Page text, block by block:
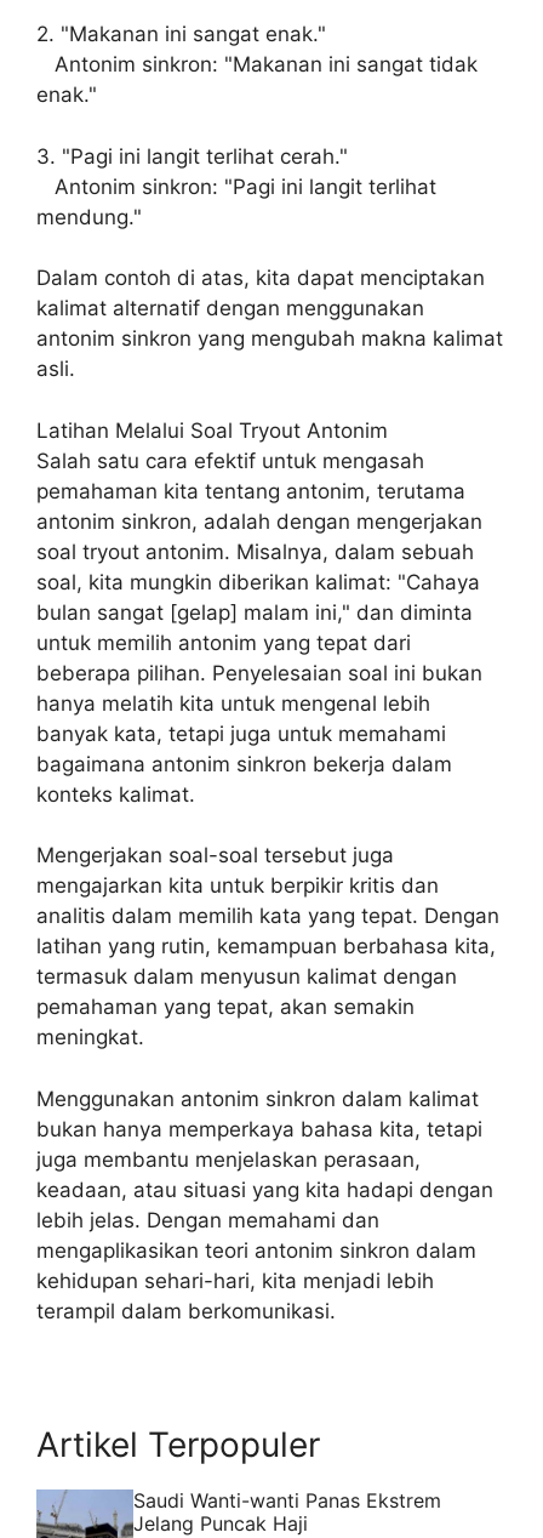
2. "Makanan ini sangat enak."
Antonim sinkron: "Makanan ini sangat tidak
enak."
3. "Pagi ini langit terlihat cerah."
Antonim sinkron: "Pagi ini langit terlihat
mendung."
Dalam contoh di atas, kita dapat menciptakan
kalimat alternatif dengan menggunakan
antonim sinkron yang mengubah makna kalimat
asli.
Latihan Melalui Soal Tryout Antonim
Salah satu cara efektif untuk mengasah
pemahaman kita tentang antonim, terutama
antonim sinkron, adalah dengan mengerjakan
soal tryout antonim. Misalnya, dalam sebuah
soal, kita mungkin diberikan kalimat: "Cahaya
bulan sangat [gelap] malam ini," dan diminta
untuk memilih antonim yang tepat dari
beberapa pilihan. Penyelesaian soal ini bukan
hanya melatih kita untuk mengenal lebih
banyak kata, tetapi juga untuk memahami
bagaimana antonim sinkron bekerja dalam
konteks kalimat.
Mengerjakan soal-soal tersebut juga
mengajarkan kita untuk berpikir kritis dan
analitis dalam memilih kata yang tepat. Dengan
latihan yang rutin, kemampuan berbahasa kita,
termasuk dalam menyusun kalimat dengan
pemahaman yang tepat, akan semakin
meningkat.
Menggunakan antonim sinkron dalam kalimat
bukan hanya memperkaya bahasa kita, tetapi
juga membantu menjelaskan perasaan,
keadaan, atau situasi yang kita hadapi dengan
lebih jelas. Dengan memahami dan
mengaplikasikan teori antonim sinkron dalam
kehidupan sehari-hari, kita menjadi lebih
terampil dalam berkomunikasi.
Artikel Terpopuler
Saudi Wanti-wanti Panas Ekstrem
Jelang Puncak Haji